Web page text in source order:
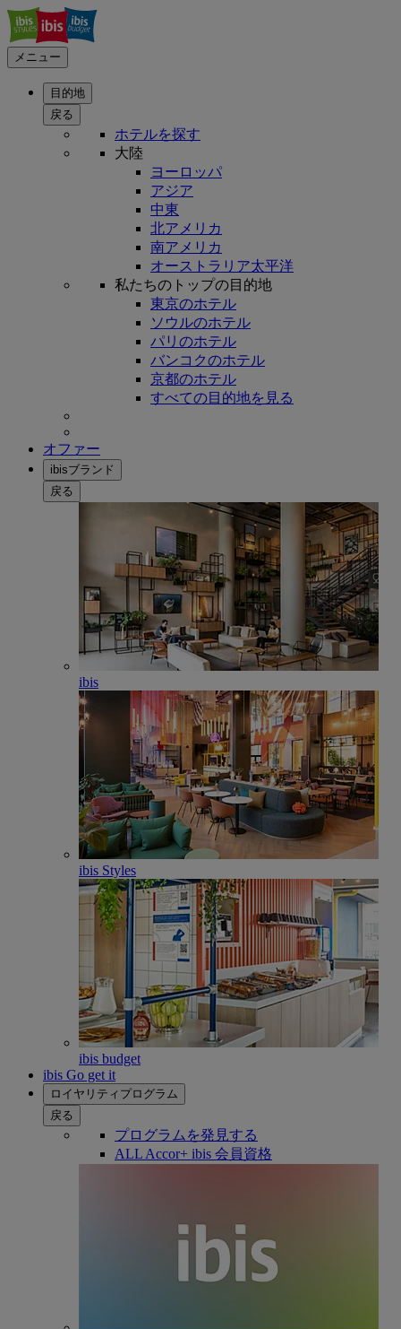
メニュー
目的地
戻る
ホテルを探す
大陸
ヨーロッパ
アジア
中東
北アメリカ
南アメリカ
オーストラリア太平洋
私たちのトップの目的地
東京のホテル
ソウルのホテル
パリのホテル
バンコクのホテル
京都のホテル
すべての目的地を見る
オファー
ibisブランド
戻る
ibis
ibis Styles
ibis budget
ibis Go get it
ロイヤリティプログラム
戻る
プログラムを発見する
ALL Accor+ ibis 会員資格